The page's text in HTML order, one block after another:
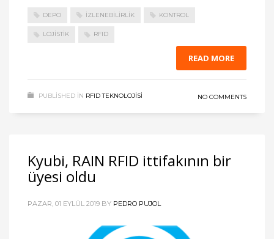
DEPO IZLENEBILIRLIK KONTROL
LOJISTIK RFID
READ MORE
PUBLISHED IN RFID TEKNOLOJISI NO COMMENTS
Kyubi, RAIN RFID ittifakının bir
üyesi oldu
PAZAR, 01 EYLÜL 2019 BY PEDRO PUJOL